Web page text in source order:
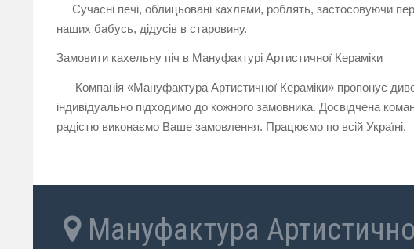
Сучасні печі, облицьовані кахлями, роблять, застосовуючи
наших бабусь, дідусів в старовину.
Замовити кахельну піч в Мануфактурі Артистичної Кераміки
Компанія «Мануфактура Артистичної Кераміки» пропонує
індивідуально підходимо до кожного замовника. Досвідчена
радістю виконаємо Ваше замовлення. Працюємо по всій Україні.
Мануфактура